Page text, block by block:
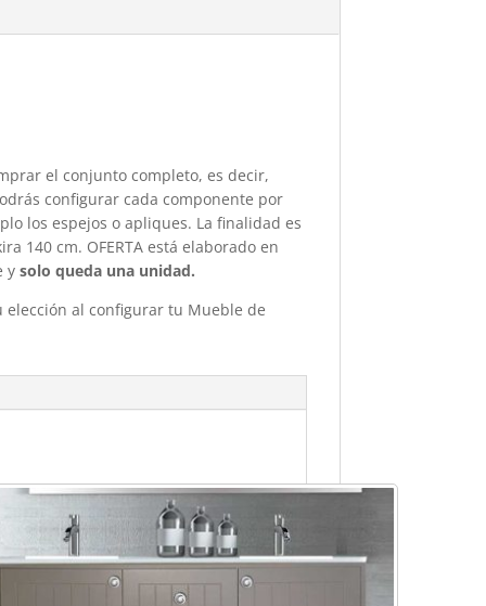
el conjunto completo, es decir,
configurar cada componente por
los espejos o apliques. La finalidad es
140 cm. OFERTA está elaborado en
ysolo queda una unidad.
al configurar tu Mueble de